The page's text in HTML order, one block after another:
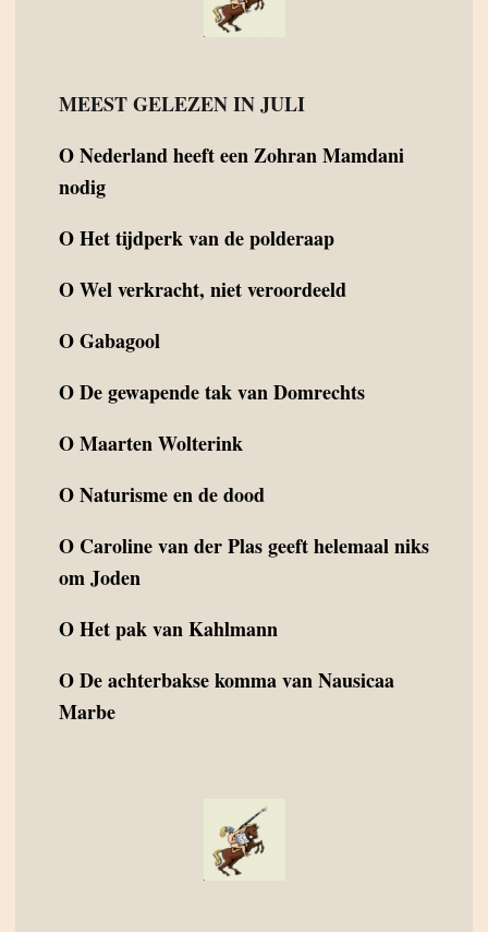
MEEST GELEZEN IN JULI
ONederland heeft een Zohran Mamdani
nodig
OHet tijdperk van de polderaap
OWel verkracht, niet veroordeeld
OGabagool
ODe gewapende tak van Domrechts
OMaarten Wolterink
ONaturisme en de dood
O Caroline van der Plas geeft helemaal niks
om Joden
OHet pak van Kahlmann
ODe achterbakse komma van Nausicaa
Marbe